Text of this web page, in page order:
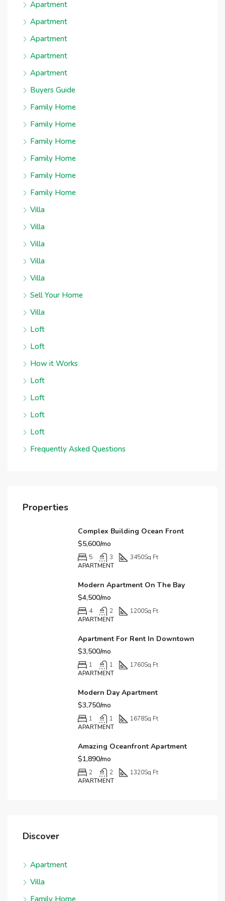
Apartment
Apartment
Apartment
Apartment
Apartment
Buyers Guide
Family Home
Family Home
Family Home
Family Home
Family Home
Family Home
Villa
Villa
Villa
Villa
Villa
Sell Your Home
Villa
Loft
Loft
How it Works
Loft
Loft
Loft
Loft
Frequently Asked Questions
Properties
Complex Building Ocean Front
$5,600/mo
5 3 3450Sq Ft
APARTMENT
Modern Apartment On The Bay
$4,500/mo
4 2 1200Sq Ft
APARTMENT
Apartment For Rent In Downtown
$3,500/mo
1 1 1760Sq Ft
APARTMENT
Modern Day Apartment
$3,750/mo
1 1 1678Sq Ft
APARTMENT
Amazing Oceanfront Apartment
$1,890/mo
2 2 1320Sq Ft
APARTMENT
Discover
Apartment
Villa
Family Home